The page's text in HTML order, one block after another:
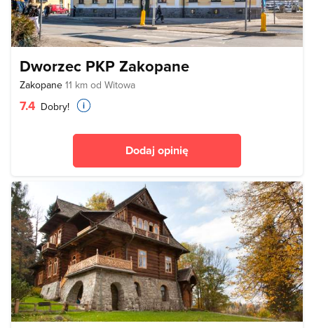
Dworzec PKP Zakopane
Zakopane 11 km od Witowa
7.4 Dobry!
Dodaj opinię